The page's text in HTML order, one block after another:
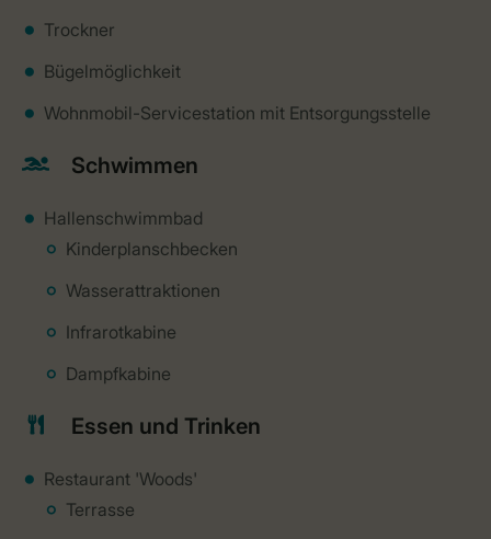
Trockner
Bügelmöglichkeit
Wohnmobil-Servicestation mit Entsorgungsstelle
Schwimmen
Hallenschwimmbad
Kinderplanschbecken
Wasserattraktionen
Infrarotkabine
Dampfkabine
Essen und Trinken
Restaurant 'Woods'
Terrasse